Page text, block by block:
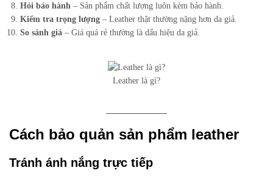
Hỏi bảo hành – Sản phẩm chất lượng luôn kèm bảo hành.
Kiểm tra trọng lượng – Leather thật thường nặng hơn da giả.
So sánh giá – Giá quá rẻ thường là dấu hiệu da giả.
Leather là gì?
Cách bảo quản sản phẩm leather
Tránh ánh nắng trực tiếp